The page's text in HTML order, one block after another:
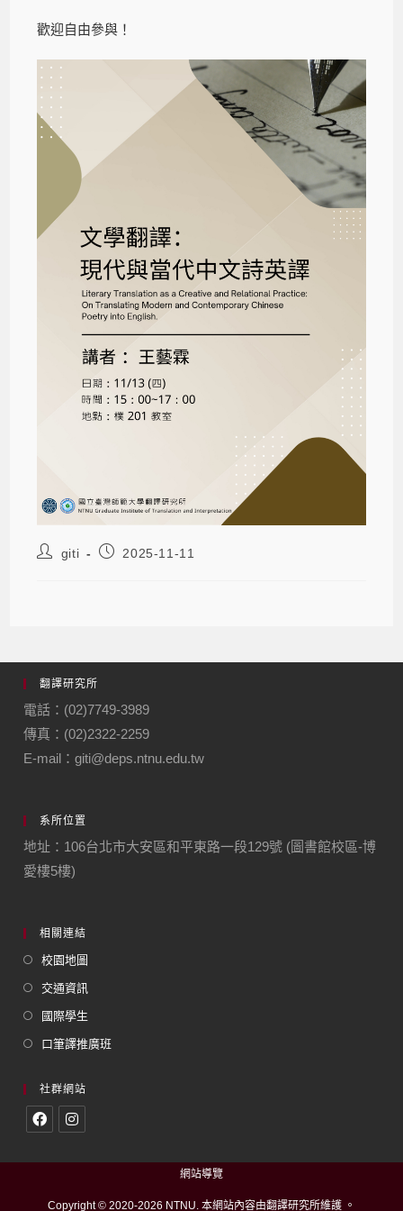
歡迎自由參與！
giti 2025-11-11
翻譯研究所
電話：(02)7749-3989
傳真：(02)2322-2259
E-mail：giti@deps.ntnu.edu.tw
系所位置
地址：106台北市大安區和平東路一段129號 (圖書館校區-博
愛樓5樓)
相關連結
校園地圖
交通資訊
國際學生
口筆譯推廣班
社群網站
網站導覽
Copyright © 2020-2026 NTNU. 本網站內容由翻譯研究所維護 。